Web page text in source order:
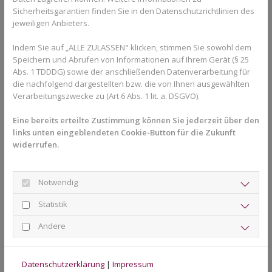
4. Wovon hängen die Kosten für
unsichtbare Zahnschienen ab?
Die Kosten für eine Behandlung mit unsichtbaren Zahnschienen
variieren je nach individuellen Umständen. Hier sind die
wichtigsten Faktoren, die den Preis beeinflussen:
Fehlstellungen erfordern mehr Aligner-Sets und eine
längere Behandlungsdauer, was die Kosten erhöht.
Behandlungsdauer:
Gesamtkosten.
Anbieter:Verschiedene Anbieter bieten unterschiedliche
Preismodelle an. Invisalign ist in der Regel teurer als
andere Aligner-Anbieter, bietet jedoch umfassende
Behandlungsoptionen.
Zahnärztliche Betreuung:Die Kosten können auch
Sicherheitsgarantien finden Sie in den Datenschutzrichtlinien des
jeweiligen Anbieters.
Indem Sie auf „ALLE ZULASSEN" klicken, stimmen Sie sowohl dem
Speichern und Abrufen von Informationen auf Ihrem Gerät (§ 25
Abs. 1 TDDDG) sowie der anschließenden Datenverarbeitung für
die nachfolgend dargestellten bzw. die von Ihnen ausgewählten
Verarbeitungszwecke zu (Art 6 Abs. 1 lit. a. DSGVO).
Eine bereits erteilte Zustimmung können Sie jederzeit über den
links unten eingeblendeten Cookie-Button für die Zukunft
widerrufen.
Notwendig
Statistik
Andere
Datenschutzerklärung | Impressum